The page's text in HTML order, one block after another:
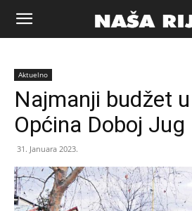
Naša
riječ
Zenica
Aktuelno
Najmanji budžet
Općina Doboj Jug
31. Januara 2023.